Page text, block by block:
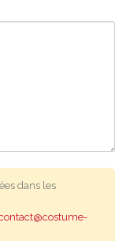
dans les